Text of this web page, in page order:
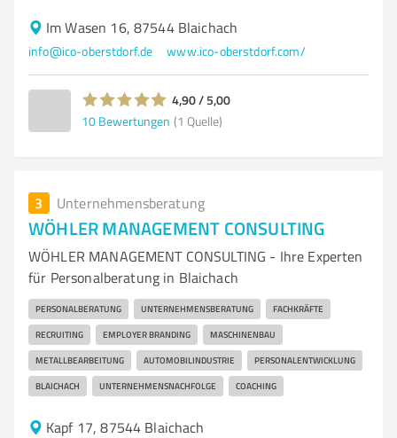
Im Wasen 16, 87544 Blaichach
info@ico-oberstdorf.de www.ico-oberstdorf.com/
4,90 / 5,00
10 Bewertungen (1 Quelle)
3 Unternehmensberatung
WÖHLER MANAGEMENT CONSULTING
WÖHLER MANAGEMENT CONSULTING - Ihre Experten
für Personalberatung in Blaichach
PERSONALBERATUNG UNTERNEHMENSBERATUNG FACHKRÄFTE
RECRUITING EMPLOYER BRANDING MASCHINENBAU
METALLBEARBEITUNG AUTOMOBILINDUSTRIE PERSONALENTWICKLUNG
BLAICHACH UNTERNEHMENSNACHFOLGE COACHING
Kapf 17, 87544 Blaichach